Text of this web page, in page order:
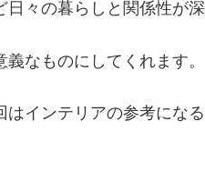
々の暮らしと関係性が深
なものにしてくれます。
インテリアの参考にな